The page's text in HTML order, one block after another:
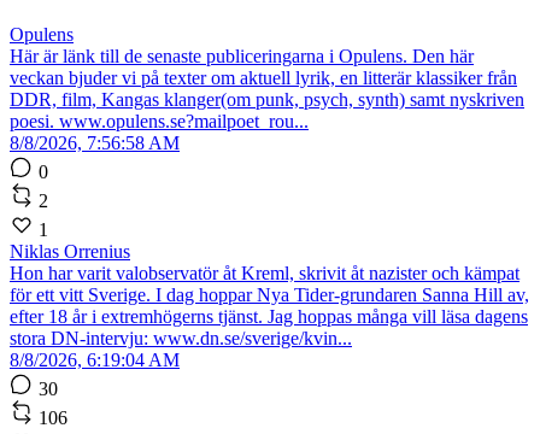
Opulens
Här är länk till de senaste publiceringarna i Opulens. Den här
veckan bjuder vi på texter om aktuell lyrik, en litterär klassiker från
DDR, film, Kangas klanger(om punk, psych, synth) samt nyskriven
poesi. www.opulens.se?mailpoet_rou...
8/8/2026, 7:56:58 AM
0
2
1
Niklas Orrenius
Hon har varit valobservatör åt Kreml, skrivit åt nazister och kämpat
för ett vitt Sverige. I dag hoppar Nya Tider-grundaren Sanna Hill av,
efter 18 år i extremhögerns tjänst. Jag hoppas många vill läsa dagens
stora DN-intervju: www.dn.se/sverige/kvin...
8/8/2026, 6:19:04 AM
30
106